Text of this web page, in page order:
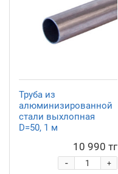
Труба из
алюминизированной
стали выхлопная
D=50, 1 м
10 990 тг
+
-